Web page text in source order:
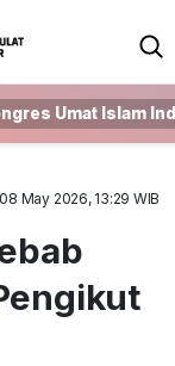
Umat Islam
May 2026, 13:29 WIB